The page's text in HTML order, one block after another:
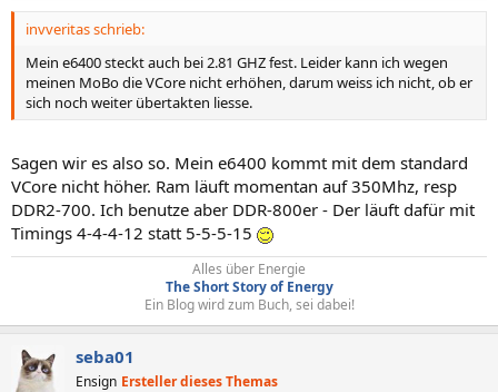
invveritas schrieb:
Mein e6400 steckt auch bei 2.81 GHZ fest. Leider kann ich wegen
meinen MoBo die VCore nicht erhöhen, darum weiss ich nicht, ob er
sich noch weiter übertakten liesse.
Sagen wir es also so. Mein e6400 kommt mit dem standard
VCore nicht höher. Ram läuft momentan auf 350Mhz, resp
DDR2-700. Ich benutze aber DDR-800er - Der läuft dafür mit
Timings 4-4-4-12 statt 5-5-5-15
Alles über Energie
The Short Story of Energy
Ein Blog wird zum Buch, sei dabei!​
seba01
Ensign Ersteller dieses Themas